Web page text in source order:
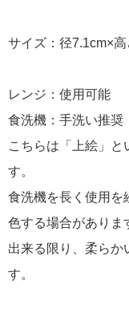
サイズ：径7.1cm×
レンジ：使用可能
食洗機：手洗い推奨
こちらは「上絵」と
す。
食洗機を長く使用を
色する場合がありま
出来る限り、柔らか
す。